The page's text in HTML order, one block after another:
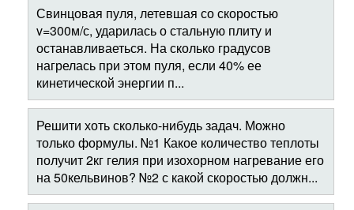
Свинцовая пуля, летевшая со скоростью
v=300м/с, ударилась о стальную плиту и
останавливаеться. На сколько градусов
нагрелась при этом пуля, если 40% ее
кинетической энергии п...
Решити хоть сколько-нибудь задач. Можно
только формулы. №1 Какое количество теплоты
получит 2кг гелия при изохорном нагревание его
на 50кельвинов? №2 с какой скоростью должн...